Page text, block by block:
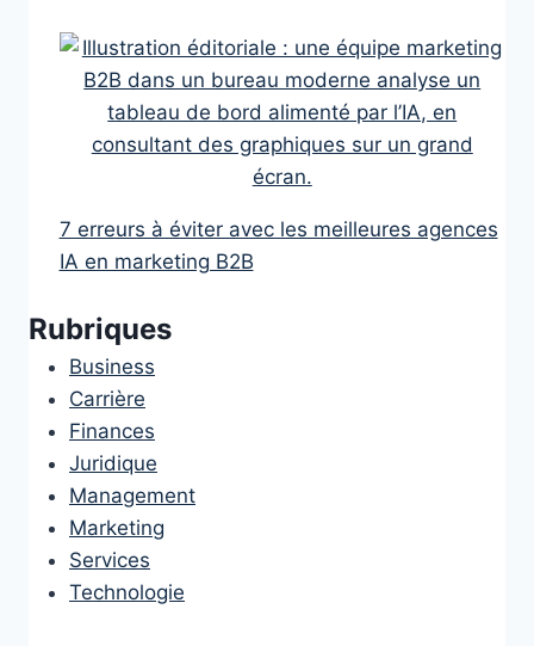
7 erreurs à éviter avec les meilleures agences
IA en marketing B2B
Rubriques
Business
Carrière
Finances
Juridique
Management
Marketing
Services
Technologie